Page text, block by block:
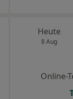
Heute
8 Aug
Online-